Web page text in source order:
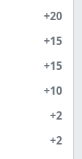
+20
+15
+15
+10
+2
+2